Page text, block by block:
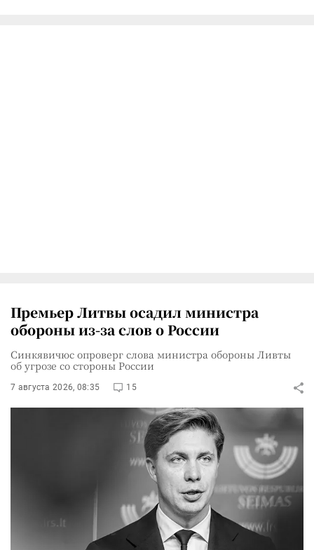
Премьер Литвы осадил министра
обороны из-за слов о России
Синкявичюс опроверг слова министра обороны Ливты
об угрозе со стороны России
7 августа 2026, 08:35 15